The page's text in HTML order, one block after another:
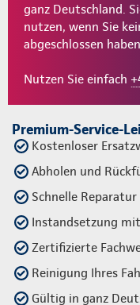
ganz Deutschland.
nutzen, wenn Sie
abgeschlossen haben.
Nutzen Sie einfach
Premium-Service-
Kostenloser
Abholen und
Schnelle
Instandsetzung
Zertifizierte
Reinigung Ihres
Gültig in ganz